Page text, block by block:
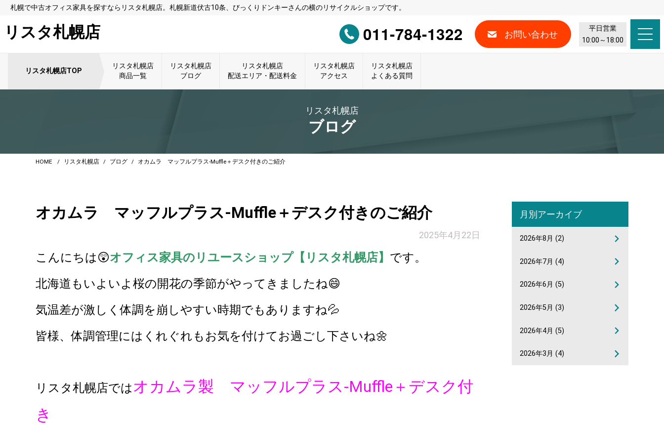
札幌で中古オフィス家具を探すならリスタ札幌店。札幌新道伏古10条、びっくりドンキーさんの横のリサイクルショップです。
リスタ札幌店 011-784-1322 お問い合わせ
平日営業
10:00～18:00
リスタ札幌店TOP
リスタ札幌店
商品一覧
リスタ札幌店
ブログ
リスタ札幌店
配送エリア・配送料金
リスタ札幌店
アクセス
リスタ札幌店
よくある質問
リスタ札幌店
ブログ
HOME リスタ札幌店 ブログ オカムラ マッフルプラス-Muffle＋デスク付きのご紹介
オカムラ マッフルプラス-Muffle＋デスク付きのご紹介
2025年4月22日
こんにちは😲オフィス家具のリユースショップ【リスタ札幌店】 です。
北海道もいよいよ桜の開花の季節がやってきましたね😄
気温差が激しく体調を崩しやすい時期でもありますね💦
皆様、体調管理にはくれぐれもお気を付けてお過ごし下さいね🌼
リスタ札幌店ではオカムラ製 マッフルプラス-Muffle＋デスク付
き
月別アーカイブ
2026年8月 (2)
2026年7月 (4)
2026年6月 (5)
2026年5月 (3)
2026年4月 (5)
2026年3月 (4)